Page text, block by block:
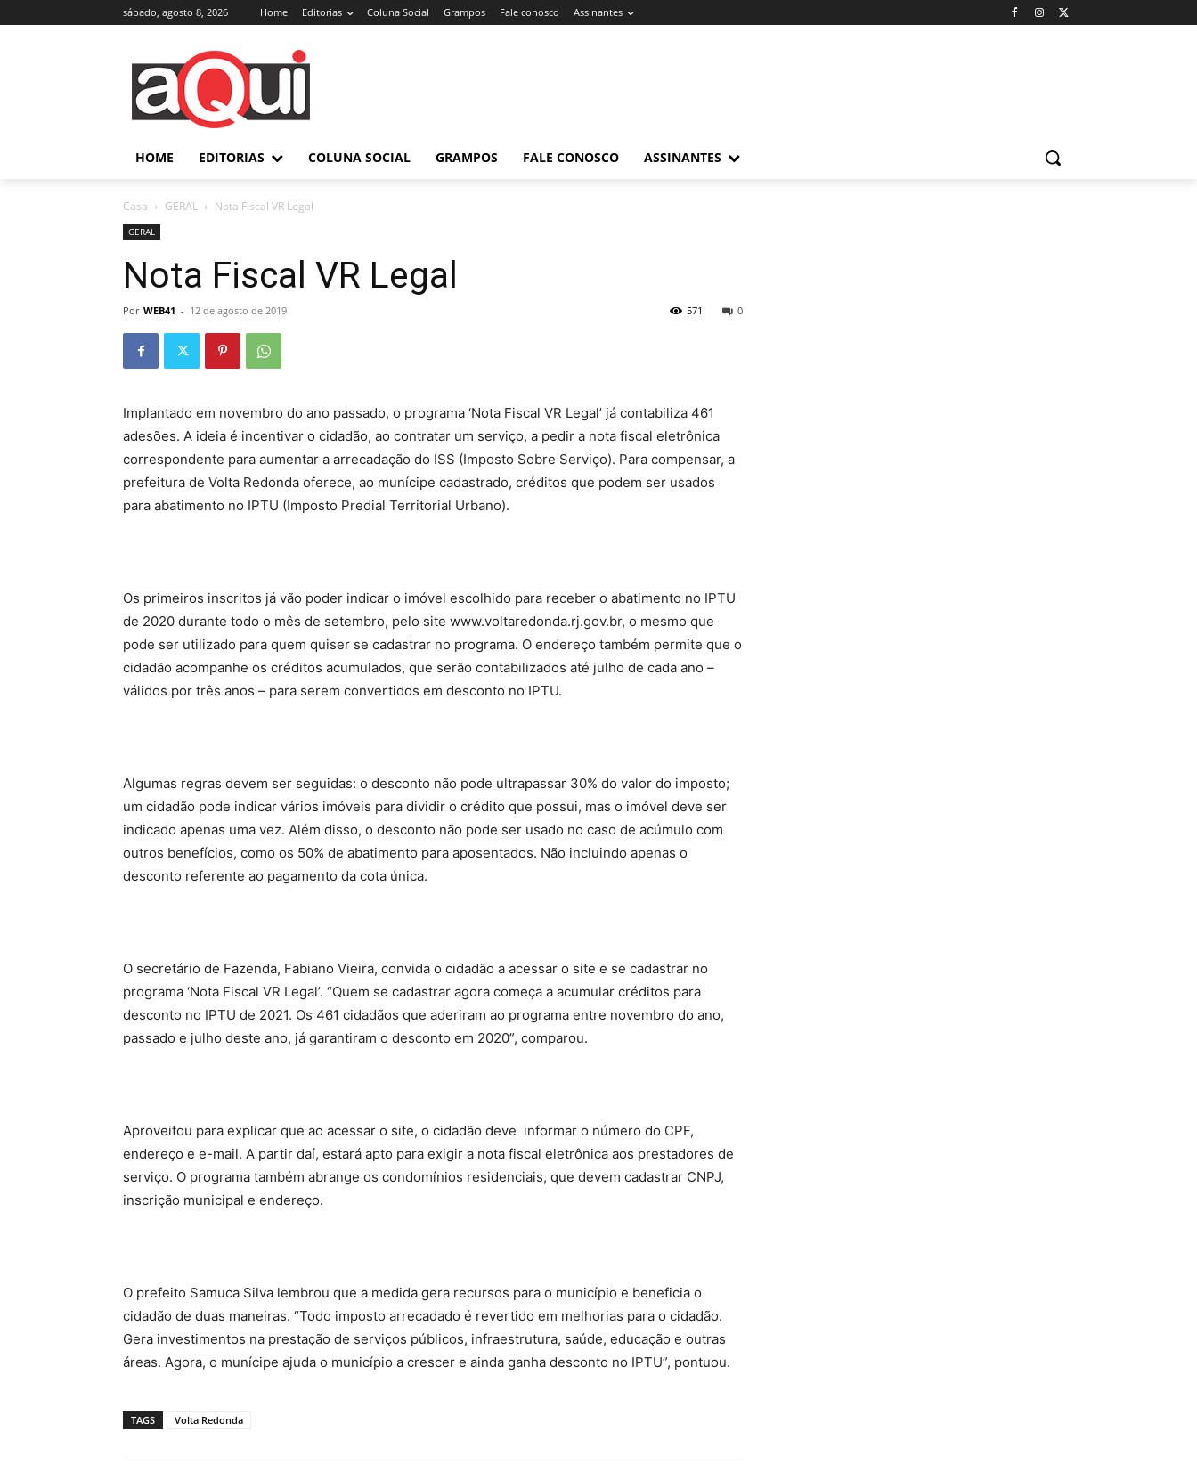
sábado, agosto 8, 2026 Home Editorias Coluna Social Grampos Fale conosco Assinantes
HOME EDITORIAS COLUNA SOCIAL GRAMPOS FALE CONOSCO ASSINANTES
Casa GERAL Nota Fiscal VR Legal
GERAL
Nota Fiscal VR Legal
Por WEB41 - 12 de agosto de 2019 0
571
Implantado em novembro do ano passado, o programa ‘Nota Fiscal VR Legal’ já contabiliza 461
adesões. A ideia é incentivar o cidadão, ao contratar um serviço, a pedir a nota fiscal eletrônica
correspondente para aumentar a arrecadação do ISS (Imposto Sobre Serviço). Para compensar, a
prefeitura de Volta Redonda oferece, ao munícipe cadastrado, créditos que podem ser usados
para abatimento no IPTU (Imposto Predial Territorial Urbano).
Os primeiros inscritos já vão poder indicar o imóvel escolhido para receber o abatimento no IPTU
de 2020 durante todo o mês de setembro, pelo site www.voltaredonda.rj.gov.br, o mesmo que
pode ser utilizado para quem quiser se cadastrar no programa. O endereço também permite que o
cidadão acompanhe os créditos acumulados, que serão contabilizados até julho de cada ano –
válidos por três anos – para serem convertidos em desconto no IPTU.
Algumas regras devem ser seguidas: o desconto não pode ultrapassar 30% do valor do imposto;
um cidadão pode indicar vários imóveis para dividir o crédito que possui, mas o imóvel deve ser
indicado apenas uma vez. Além disso, o desconto não pode ser usado no caso de acúmulo com
outros benefícios, como os 50% de abatimento para aposentados. Não incluindo apenas o
desconto referente ao pagamento da cota única.
O secretário de Fazenda, Fabiano Vieira, convida o cidadão a acessar o site e se cadastrar no
programa ‘Nota Fiscal VR Legal’. “Quem se cadastrar agora começa a acumular créditos para
desconto no IPTU de 2021. Os 461 cidadãos que aderiram ao programa entre novembro do ano,
passado e julho deste ano, já garantiram o desconto em 2020”, comparou.
Aproveitou para explicar que ao acessar o site, o cidadão deve informar o número do CPF,
endereço e e-mail. A partir daí, estará apto para exigir a nota fiscal eletrônica aos prestadores de
serviço. O programa também abrange os condomínios residenciais, que devem cadastrar CNPJ,
inscrição municipal e endereço.
O prefeito Samuca Silva lembrou que a medida gera recursos para o município e beneficia o
cidadão de duas maneiras. “Todo imposto arrecadado é revertido em melhorias para o cidadão.
Gera investimentos na prestação de serviços públicos, infraestrutura, saúde, educação e outras
áreas. Agora, o munícipe ajuda o município a crescer e ainda ganha desconto no IPTU”, pontuou.
TAGS Volta Redonda